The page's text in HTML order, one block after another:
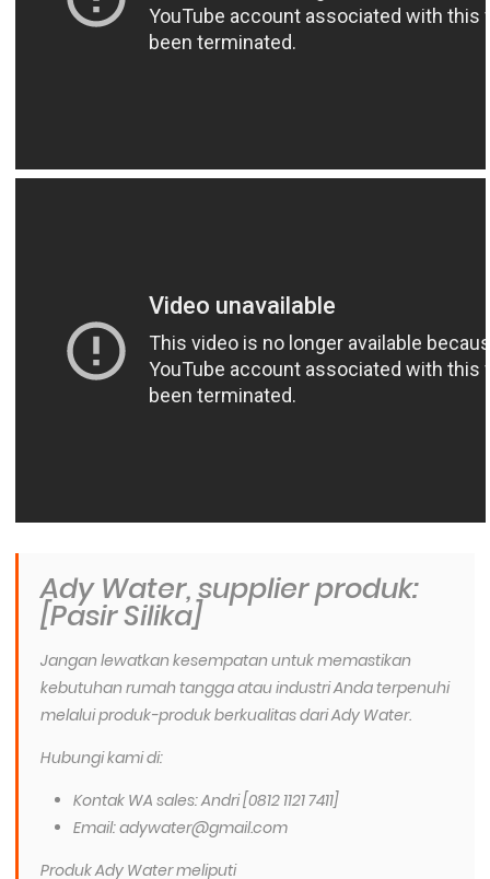
Ady Water, supplier produk:
[Pasir Silika]
Jangan lewatkan kesempatan untuk memastikan
kebutuhan rumah tangga atau industri Anda terpenuhi
melalui produk-produk berkualitas dari Ady Water.
Hubungi kami di:
Kontak WA sales: Andri [0812 1121 7411]
Email: adywater@gmail.com
Produk Ady Water meliputi